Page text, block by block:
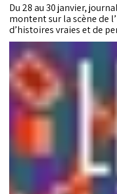
Du 28 au 30 janvier,
montent sur la scène de
d’histoires vraies et de
programme : des récits
spectacle unique, riche
bouleverse et fait rire
nulle part ailleurs. Le tout
rythme, son tempo, sa
d’âme.